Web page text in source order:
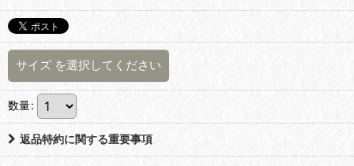
サイズ を選択してください
数量:
返品特約に関する重要事項